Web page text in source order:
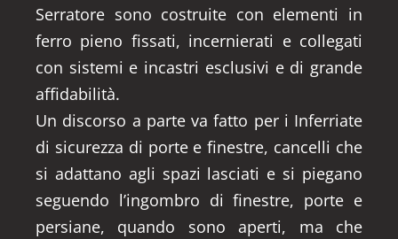
Serratore sono costruite con elementi in
ferro pieno fissati, incernierati e collegati
con sistemi e incastri esclusivi e di grande
affidabilità.
Un discorso a parte va fatto per i Inferriate
di sicurezza di porte e finestre, cancelli che
si adattano agli spazi lasciati e si piegano
seguendo l’ingombro di finestre, porte e
persiane, quando sono aperti, ma che